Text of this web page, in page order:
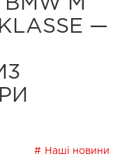
M
—
Наші новини